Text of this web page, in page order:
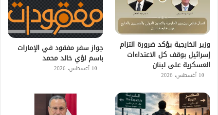
وزير الخارجية يؤكد ضرورة التزام
إسرائيل بوقف كل الاعتداءات
العسكرية على لبنان
10 أغسطس، 2026
جواز سفر مفقود في الإمارات
باسم لؤي خالد محمد
10 أغسطس، 2026